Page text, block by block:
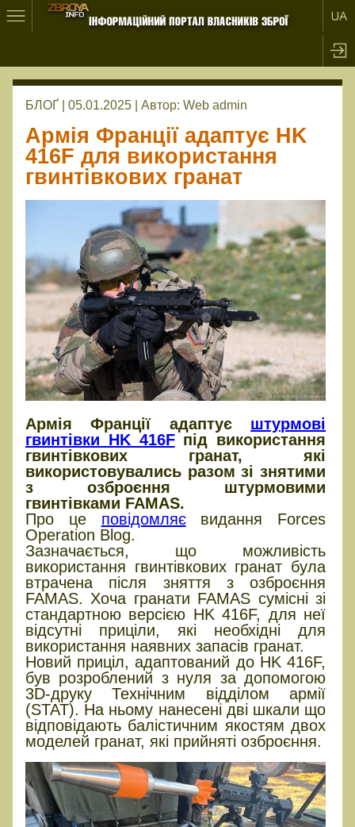
БЛОҐ | 05.01.2025 | Автор: Web admin
Армія Франції адаптує HK
416F для використання
гвинтівкових гранат
Армія Франції адаптує штурмові
гвинтівки HK 416Fпід використання
гвинтівкових гранат, які
використовувались разом зі знятими
з озброєння штурмовими
гвинтівками FAMAS.
Про це повідомляєвидання Forces
Operation Blog.
Зазначається, що можливість
використання гвинтівкових гранат була
втрачена після зняття з озброєння
FAMAS. Хоча гранати FAMAS сумісні зі
стандартною версією HK 416F, для неї
відсутні приціли, які необхідні для
використання наявних запасів гранат.
Новий приціл, адаптований до HK 416F,
був розроблений з нуля за допомогою
3D-друку Технічним відділом армії
(STAT). На ньому нанесені дві шкали що
відповідають балістичним якостям двох
моделей гранат, які прийняті озброєння.